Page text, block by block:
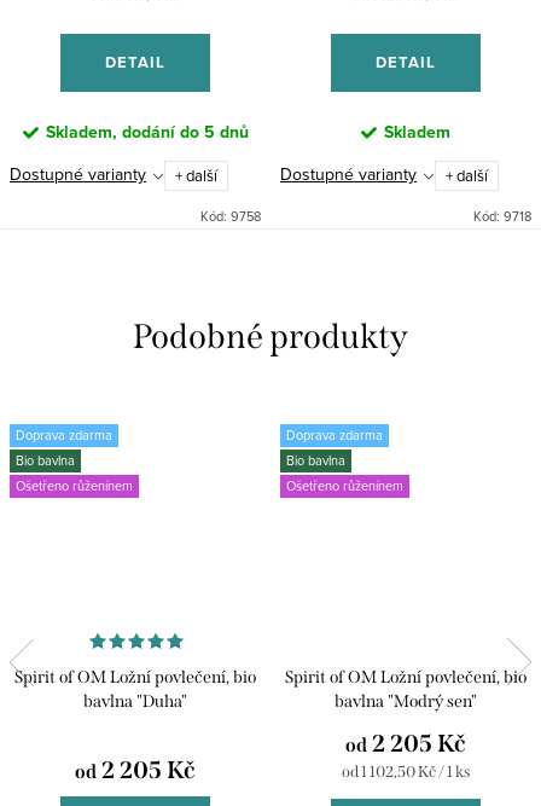
DETAIL
Skladem, dodání do 5 dnů
Dostupné varianty
+ další
Kód: 9758
DETAIL
Skladem
Dostupné varianty
+ další
Kód: 9718
Doprava zdarma
Bio bavlna
Ošetřeno růženínem
Spirit of OM Ložní povlečení, bio
bavlna "Duha"
od 2 205 Kč
Doprava zdarma
Bio bavlna
Ošetřeno růženínem
Spirit of OM Ložní povlečení, bio
bavlna "Modrý sen"
od 2 205 Kč
Měrná
cena:
od 1 102,50 Kč / 1 ks